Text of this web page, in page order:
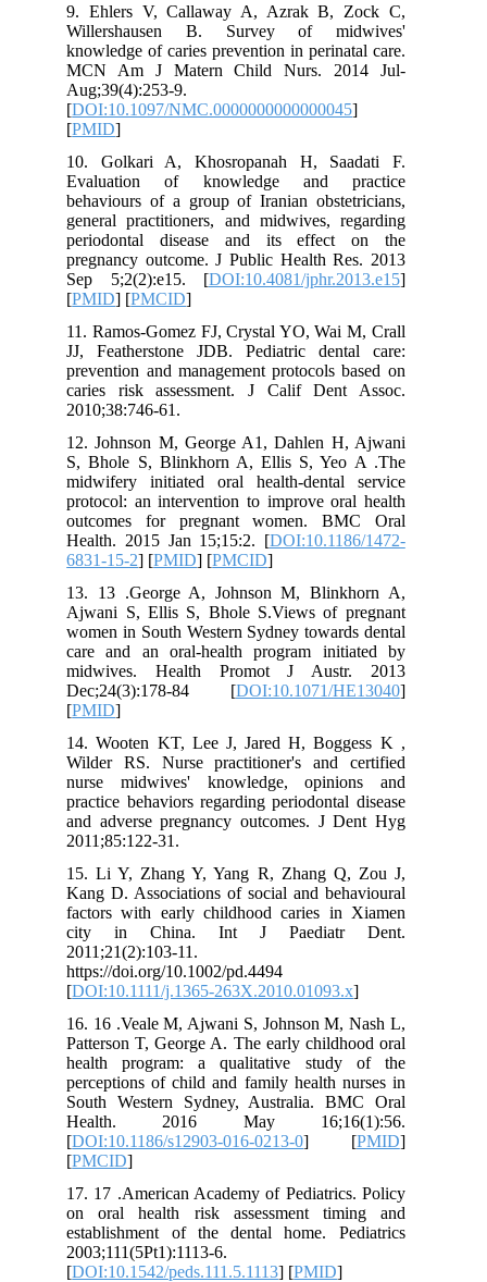
9. Ehlers V, Callaway A, Azrak B, Zock C,
Willershausen B. Survey of midwives'
knowledge of caries prevention in perinatal care.
MCN Am J Matern Child Nurs. 2014 Jul-
Aug;39(4):253-9.
[DOI:10.1097/NMC.0000000000000045
[PMID
10. Golkari A, Khosropanah H, Saadati F.
Evaluation of knowledge and practice
behaviours of a group of Iranian obstetricians,
general practitioners, and midwives, regarding
periodontal disease and its effect on the
pregnancy outcome. J Public Health Res. 2013
Sep 5;2(2):e15. [DOI:10.4081/jphr.2013.e15
[PMID] [PMCID
11. Ramos-Gomez FJ, Crystal YO, Wai M, Crall
JJ, Featherstone JDB. Pediatric dental care:
prevention and management protocols based on
caries risk assessment. J Calif Dent Assoc.
2010;38:746-61.
12. Johnson M, George A1, Dahlen H, Ajwani
S, Bhole S, Blinkhorn A, Ellis S, Yeo A .The
midwifery initiated oral health-dental service
protocol: an intervention to improve oral health
outcomes for pregnant women. BMC Oral
Health. 2015 Jan 15;15:2. [DOI:10.1186/1472-
6831-15-2] [PMID] [PMCID
13. 13 .George A, Johnson M, Blinkhorn A,
Ajwani S, Ellis S, Bhole S.Views of pregnant
women in South Western Sydney towards dental
care and an oral-health program initiated by
midwives. Health Promot J Austr. 2013
Dec;24(3):178-84 [DOI:10.1071/HE13040
[PMID
14. Wooten KT, Lee J, Jared H, Boggess K ,
Wilder RS. Nurse practitioner's and certified
nurse midwives' knowledge, opinions and
practice behaviors regarding periodontal disease
and adverse pregnancy outcomes. J Dent Hyg
2011;85:122-31.
15. Li Y, Zhang Y, Yang R, Zhang Q, Zou J,
Kang D. Associations of social and behavioural
factors with early childhood caries in Xiamen
city in China. Int J Paediatr Dent.
2011;21(2):103-11.
https://doi.org/10.1002/pd.4494
[DOI:10.1111/j.1365-263X.2010.01093.x
16. 16 .Veale M, Ajwani S, Johnson M, Nash L,
Patterson T, George A. The early childhood oral
health program: a qualitative study of the
perceptions of child and family health nurses in
South Western Sydney, Australia. BMC Oral
Health. 2016 May 16;16(1):56.
[DOI:10.1186/s12903-016-0213-0 ] [PMID
[PMCID
17. 17 .American Academy of Pediatrics. Policy
on oral health risk assessment timing and
establishment of the dental home. Pediatrics
2003;111(5Pt1):1113-6.
[DOI:10.1542/peds.111.5.1113] [PMID